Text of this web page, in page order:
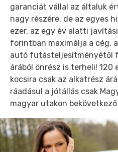
garanciát vállal az általuk
nagy részére, de az egyes
ezer, az egy év alatti
forintban maximálja a cég,
autó futásteljesítményétől
árából önrész is terheli!
kocsira csak az alkatrész
ráadásul a jótállás csak
magyar utakon